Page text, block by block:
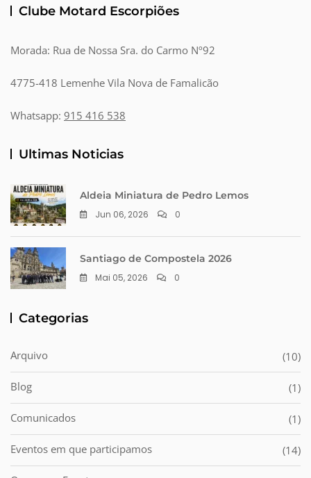
Clube Motard Escorpiões
Morada: Rua de Nossa Sra. do Carmo Nº92
4775-418 Lemenhe Vila Nova de Famalicão
Whatsapp: 915 416 538
Ultimas Noticias
Aldeia Miniatura de Pedro Lemos
Jun 06, 2026 0
Santiago de Compostela 2026
Mai 05, 2026 0
Categorias
Arquivo (10)
Blog (1)
Comunicados (1)
Eventos em que participamos (14)